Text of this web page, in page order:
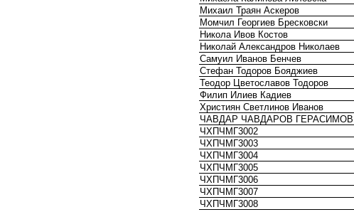
Михаил Траян Аскеров
Момчил Георгиев Бресковски
Никола Ивов Костов
Николай Александров Николаев
Самуил Иванов Бенчев
Стефан Тодоров Бояджиев
Теодор Цветославов Тодоров
Филип Илиев Кадиев
Християн Светлинов Иванов
ЧАВДАР ЧАВДАРОВ ГЕРАСИМОВ
ЧХПЧМГ3002
ЧХПЧМГ3003
ЧХПЧМГ3004
ЧХПЧМГ3005
ЧХПЧМГ3006
ЧХПЧМГ3007
ЧХПЧМГ3008